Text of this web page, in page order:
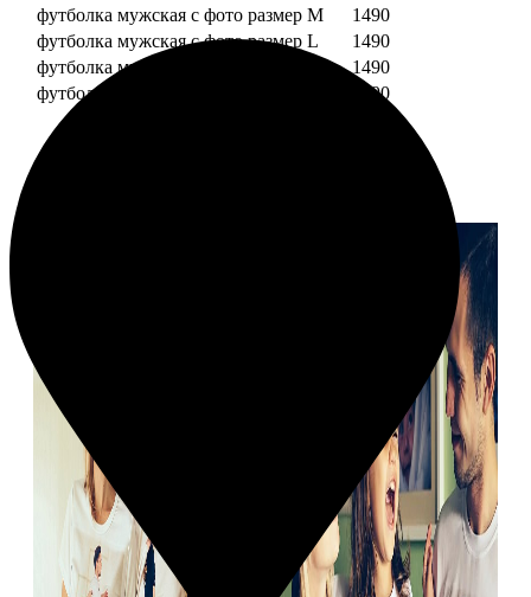
футболка мужская с фото размер M
1490
футболка мужская с фото размер L
1490
футболка мужская с фото размер XL
1490
футболка мужская с фото размер XXL
1490